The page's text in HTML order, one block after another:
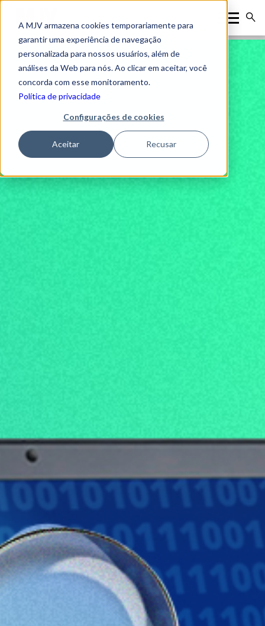
A MJV armazena cookies temporariamente para
garantir uma experiência de navegação
personalizada para nossos usuários, além de
análises da Web para nós. Ao clicar em aceitar, você
concorda com esse monitoramento.
Política de privacidade
Configurações de cookies
Aceitar Recusar